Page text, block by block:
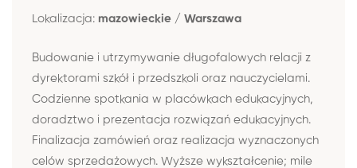
Lokalizacja: mazowieckie / Warszawa
Budowanie i utrzymywanie długofalowych relacji z
dyrektorami szkół i przedszkoli oraz nauczycielami.
Codzienne spotkania w placówkach edukacyjnych,
doradztwo i prezentacja rozwiązań edukacyjnych.
Finalizacja zamówień oraz realizacja wyznaczonych
celów sprzedażowych. Wyższe wykształcenie; mile